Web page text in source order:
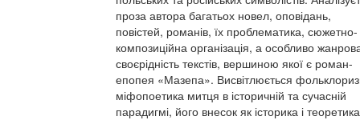
проза автора багатьох новел, оповідань,
повістей, романів, їх проблематика, сюжетно-
композиційна організація, а особливо
своєрідність текстів, вершиною якої є роман-
епопея «Мазепа». Висвітлюється
міфопоетика митця в історичній та сучасній
парадигмі, його внесок як історика і теоретика